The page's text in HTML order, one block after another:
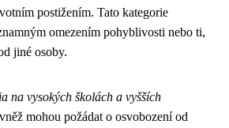
postižením. Tato kategorie
omezením pohyblivosti nebo ti,
jiné osoby.
na vysokých školách a vyšších
mohou požádat o osvobození od